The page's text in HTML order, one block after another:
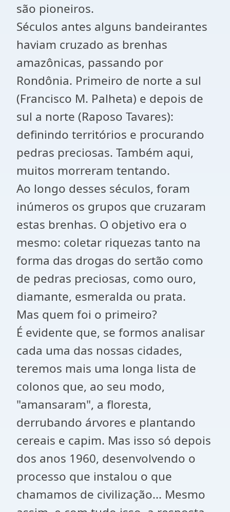
são pioneiros.
Séculos antes alguns bandeirantes
haviam cruzado as brenhas
amazônicas, passando por
Rondônia. Primeiro de norte a sul
(Francisco M. Palheta) e depois de
sul a norte (Raposo Tavares):
definindo territórios e procurando
pedras preciosas. Também aqui,
muitos morreram tentando.
Ao longo desses séculos, foram
inúmeros os grupos que cruzaram
estas brenhas. O objetivo era o
mesmo: coletar riquezas tanto na
forma das drogas do sertão como
de pedras preciosas, como ouro,
diamante, esmeralda ou prata.
Mas quem foi o primeiro?
É evidente que, se formos analisar
cada uma das nossas cidades,
teremos mais uma longa lista de
colonos que, ao seu modo,
"amansaram", a floresta,
derrubando árvores e plantando
cereais e capim. Mas isso só depois
dos anos 1960, desenvolvendo o
processo que instalou o que
chamamos de civilização... Mesmo